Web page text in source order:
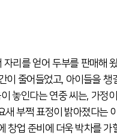
리를 얻어 두부를 판매해
줄어들었고, 아이들을 챙
놓인다는 연중 씨는, 가정
부쩍 표정이 밝아졌다는
창업 준비에 더욱 박차를 가